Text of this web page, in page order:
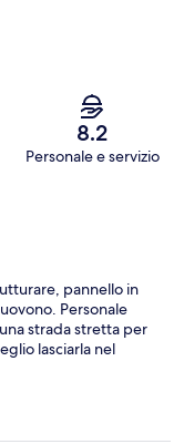
8.2
Personale e servizio
pannello in
Personale
strada stretta per
lasciarla nel